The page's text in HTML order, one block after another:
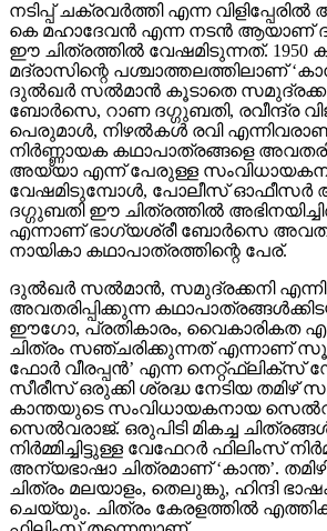
നടിപ്പ് ചക്രവര്‍ത്തി എന്ന വിളിപ്പേരില്‍
കെ മഹാദേവന്‍ എന്ന നടന്‍
ഈ ചിത്രത്തില്‍ വേഷമിടുന്നത്. 1950
മദ്രാസിന്റെ പശ്ചാത്തലത്തിലാണ്
ദുല്‍ഖര്‍ സല്‍മാന്‍ കൂടാതെ
ബോര്‍സെ, റാണ ദഗ്ഗുബതി, രവീന്ദ്ര
പെരുമാള്‍, നിഴല്‍കള്‍ രവി എന്നിവരാണ്
നിര്‍ണ്ണായക കഥാപാത്രങ്ങളെ
അയ്യാ എന്ന് പേരുള്ള
വേഷമിടുമ്പോള്‍, പോലീസ്
ദഗ്ഗുബതി ഈ ചിത്രത്തില്‍
എന്നാണ് ഭാഗ്യശ്രീ ബോര്‍സെ
നായികാ കഥാപാത്രത്തിന്റെ പേര്.
ദുല്‍ഖര്‍ സല്‍മാന്‍, സമുദ്രക്കനി
അവതരിപ്പിക്കുന്ന
ഈഗോ, പ്രതികാരം, വൈകാരികത
ചിത്രം സഞ്ചരിക്കുന്നത് എന്നാണ്
ഫോര്‍ വീരപ്പന്‍’ എന്ന നെറ്റ്ഫ്‌ലിക്‌സ്
സീരീസ് ഒരുക്കി ശ്രദ്ധ നേടിയ
കാന്തയുടെ സംവിധായകനായ
സെല്‍വരാജ്. ഒരുപിടി മികച്ച
നിര്‍മ്മിച്ചിട്ടുള്ള വേഫേറര്‍ ഫിലിംസ്
അന്യഭാഷാ ചിത്രമാണ് ‘കാന്ത’.
ചിത്രം മലയാളം, തെലുങ്കു, ഹിന്ദി
ചെയ്യും. ചിത്രം കേരളത്തില്‍